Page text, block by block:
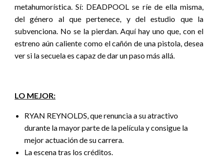
metahumorística. Sí: DEADPOOL se ríe de ella misma,
del género al que pertenece, y del estudio que la
subvenciona. No se la pierdan. Aquí hay uno que, con el
estreno aún caliente como el cañón de una pistola, desea
ver si la secuela es capaz de dar un paso más allá.
LO MEJOR:
RYAN REYNOLDS, que renuncia a su atractivo
durante la mayor parte de la película y consigue la
mejor actuación de su carrera.
La escena tras los créditos.